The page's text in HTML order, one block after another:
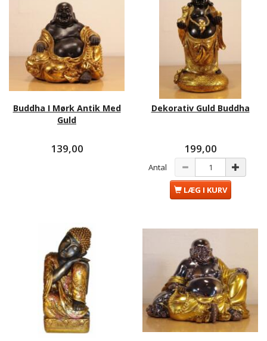
Buddha I Mørk Antik Med
Guld
139,00
Dekorativ Guld Buddha
199,00
Antal
LÆG I KURV